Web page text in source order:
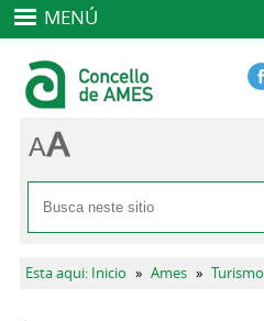
MENÚ
Formulario de busca
Buscar
Vostede está aquí
Esta aqui: Inicio » Ames » Turismo